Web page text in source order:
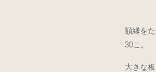
額縁をた
30こ。
大きな